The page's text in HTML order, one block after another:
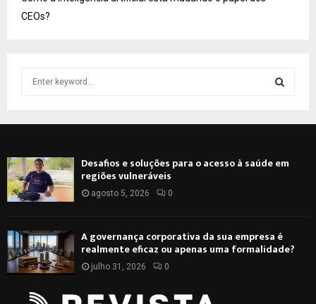
CEOs?
f
o
r
A
H
Desafios e soluções para o acesso à saúde em
regiões vulneráveis
agosto 5, 2026 0
A governança corporativa da sua empresa é
realmente eficaz ou apenas uma formalidade?
julho 31, 2026 0